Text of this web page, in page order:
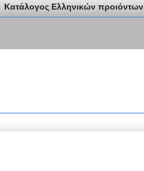
Κατάλογος Ελληνικών προιόντων